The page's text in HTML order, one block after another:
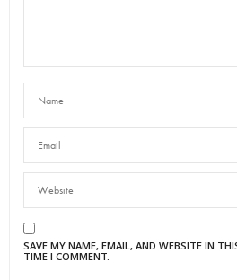
SAVE MY NAME, EMAIL, AND WEBSITE IN
TIME I COMMENT.